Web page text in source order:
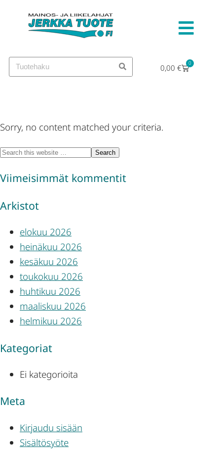
0,00 € 0
Sorry, no content matched your criteria.
Viimeisimmät kommentit
Arkistot
elokuu 2026
heinäkuu 2026
kesäkuu 2026
toukokuu 2026
huhtikuu 2026
maaliskuu 2026
helmikuu 2026
Kategoriat
Ei kategorioita
Meta
Kirjaudu sisään
Sisältösyöte